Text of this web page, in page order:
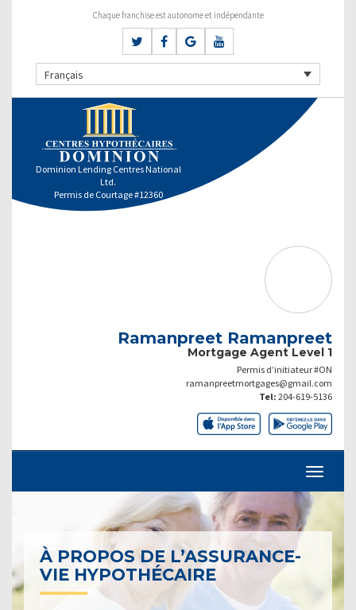
Chaque franchise est autonome et indépendante
Français
Dominion Lending Centres National
Ltd.
Permis de Courtage #12360
Ramanpreet Ramanpreet
Mortgage Agent Level 1
Permis d’initiateur #ON
ramanpreetmortgages@gmail.com
Tel: 204-619-5136
À PROPOS DE L’ASSURANCE-
VIE HYPOTHÉCAIRE